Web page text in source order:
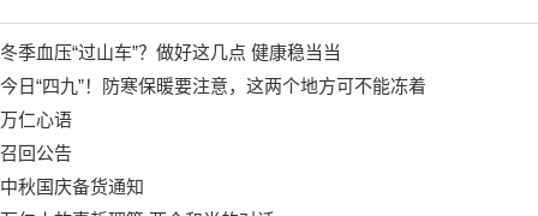
冬季血压“过山车”？做好这几点 健康稳当当
今日“四九”！防寒保暖要注意，这两个地方可不能冻着
万仁心语
召回公告
中秋国庆备货通知